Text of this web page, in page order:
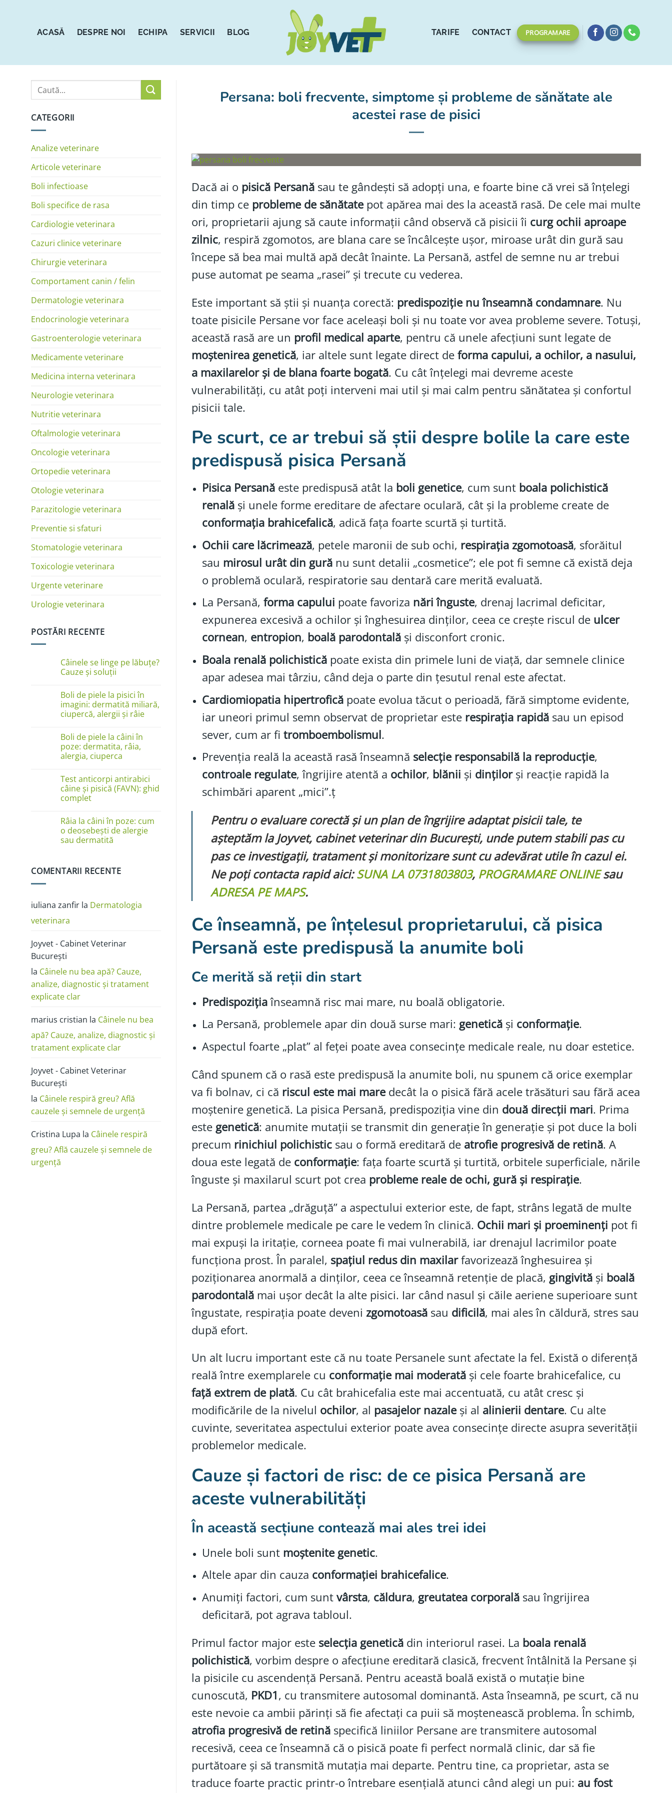
ACASĂ DESPRE NOI ECHIPA SERVICII BLOG TARIFE CONTACT PROGRAMARE
CATEGORII
Analize veterinare
Articole veterinare
Boli infectioase
Boli specifice de rasa
Cardiologie veterinara
Cazuri clinice veterinare
Chirurgie veterinara
Comportament canin / felin
Dermatologie veterinara
Endocrinologie veterinara
Gastroenterologie veterinara
Medicamente veterinare
Medicina interna veterinara
Neurologie veterinara
Nutritie veterinara
Oftalmologie veterinara
Oncologie veterinara
Ortopedie veterinara
Otologie veterinara
Parazitologie veterinara
Preventie si sfaturi
Stomatologie veterinara
Toxicologie veterinara
Urgente veterinare
Urologie veterinara
POSTĂRI RECENTE
Câinele se linge pe lăbuțe?
Cauze și soluții
comentariu
la
Câinele
se
linge
Cauze
și
soluții
Boli de piele la pisici în
imagini: dermatită miliară,
ciupercă, alergii și râie
comentariu
la
Boli
de
piele
în
imagini:
dermatită
miliară,
ciupercă,
și
râie
Boli de piele la câini în
poze: dermatita, râia,
alergia, ciuperca
la
Boli
de
piele
în
poze:
dermatita,
râia,
alergia,
Test anticorpi antirabici
câine și pisică (FAVN): ghid
complet
comentariu
la
Test
anticorpi
antirabici
(FAVN):
ghid
Râia la câini în poze: cum
o deosebești de alergie
sau dermatită
Râia
cum
o
de
dermatită
COMENTARII RECENTE
iuliana zanfir la Dermatologia
veterinara
Joyvet - Cabinet Veterinar
București
la Câinele nu bea apă? Cauze,
analize, diagnostic și tratament
explicate clar
marius cristian la Câinele nu bea
apă? Cauze, analize, diagnostic și
tratament explicate clar
Joyvet - Cabinet Veterinar
București
la Câinele respiră greu? Află
cauzele și semnele de urgență
Cristina Lupa la Câinele respiră
greu? Află cauzele și semnele de
urgență
Persana: boli frecvente, simptome și probleme de sănătate ale
acestei rase de pisici
Dacă ai o pisică Persană sau te gândești să adopți una, e foarte bine că vrei să înțelegi
din timp ce probleme de sănătatepot apărea mai des la această rasă. De cele mai multe
ori, proprietarii ajung să caute informații când observă că pisicii îi curg ochii aproape
zilnic, respiră zgomotos, are blana care se încâlcește ușor, miroase urât din gură sau
începe să bea mai multă apă decât înainte. La Persană, astfel de semne nu ar trebui
puse automat pe seama „rasei” și trecute cu vederea.
Este important să știi și nuanța corectă: predispoziție nu înseamnă condamnare. Nu
toate pisicile Persane vor face aceleași boli și nu toate vor avea probleme severe. Totuși,
această rasă are un profil medical aparte, pentru că unele afecțiuni sunt legate de
moștenirea genetică, iar altele sunt legate direct deforma capului, a ochilor, a nasului,
a maxilarelor și de blana foarte bogată. Cu cât înțelegi mai devreme aceste
vulnerabilități, cu atât poți interveni mai util și mai calm pentru sănătatea și confortul
pisicii tale.
Pe scurt, ce ar trebui să știi despre bolile la care este
predispusă pisica Persană
Pisica Persanăeste predispusă atât la boli genetice, cum sunt boala polichistică
renalăși unele forme ereditare de afectare oculară, cât și la probleme create de
conformația brahicefalică, adică fața foarte scurtă și turtită.
Ochii care lăcrimează, petele maronii de sub ochi, respirația zgomotoasă, sforăitul
sau mirosul urât din gurănu sunt detalii „cosmetice”; ele pot fi semne că există deja
o problemă oculară, respiratorie sau dentară care merită evaluată.
La Persană, forma capului poate favoriza nări înguste, drenaj lacrimal deficitar,
expunerea excesivă a ochilor și înghesuirea dinților, ceea ce crește riscul de ulcer
cornean, entropion, boală parodontalăși disconfort cronic.
Boala renală polichisticăpoate exista din primele luni de viață, dar semnele clinice
apar adesea mai târziu, când deja o parte din țesutul renal este afectat.
Cardiomiopatia hipertroficăpoate evolua tăcut o perioadă, fără simptome evidente,
iar uneori primul semn observat de proprietar este respirația rapidăsau un episod
sever, cum ar fi tromboembolismul.
Prevenția reală la această rasă înseamnă selecție responsabilă la reproducție,
controale regulate, îngrijire atentă a ochilor, blănii și dințilorși reacție rapidă la
schimbări aparent „mici”.ț
Pentru o evaluare corectă și un plan de îngrijire adaptat pisicii tale, te
așteptăm la Joyvet, cabinet veterinar din București, unde putem stabili pas cu
pas ce investigații, tratament și monitorizare sunt cu adevărat utile în cazul ei.
Ne poți contacta rapid aici:SUNA LA 0731803803, PROGRAMARE ONLINEsau
ADRESA PE MAPS.
Ce înseamnă, pe înțelesul proprietarului, că pisica
Persană este predispusă la anumite boli
Ce merită să reții din start
Predispozițiaînseamnă risc mai mare, nu boală obligatorie.
La Persană, problemele apar din două surse mari: geneticăși conformație.
Aspectul foarte „plat” al feței poate avea consecințe medicale reale, nu doar estetice.
Când spunem că o rasă este predispusă la anumite boli, nu spunem că orice exemplar
va fi bolnav, ci că riscul este mai maredecât la o pisică fără acele trăsături sau fără acea
moștenire genetică. La pisica Persană, predispoziția vine din două direcții mari. Prima
este genetică: anumite mutații se transmit din generație în generație și pot duce la boli
precum rinichiul polichistic sau o formă ereditară de atrofie progresivă de retină. A
doua este legată de conformație: fața foarte scurtă și turtită, orbitele superficiale, nările
înguste și maxilarul scurt pot crea probleme reale de ochi, gură și respirație.
La Persană, partea „drăguță” a aspectului exterior este, de fapt, strâns legată de multe
dintre problemele medicale pe care le vedem în clinică. Ochii mari și proeminenți pot fi
mai expuși la iritație, corneea poate fi mai vulnerabilă, iar drenajul lacrimilor poate
funcționa prost. În paralel, spațiul redus din maxilarfavorizează înghesuirea și
poziționarea anormală a dinților, ceea ce înseamnă retenție de placă, gingivită și boală
parodontală mai ușor decât la alte pisici. Iar când nasul și căile aeriene superioare sunt
îngustate, respirația poate deveni zgomotoasă sau dificilă, mai ales în căldură, stres sau
după efort.
Un alt lucru important este că nu toate Persanele sunt afectate la fel. Există o diferență
reală între exemplarele cu conformație mai moderată și cele foarte brahicefalice, cu
față extrem de plată. Cu cât brahicefalia este mai accentuată, cu atât cresc și
modificările de la nivelul ochilor, al pasajelor nazaleși al alinierii dentare. Cu alte
cuvinte, severitatea aspectului exterior poate avea consecințe directe asupra severității
problemelor medicale.
Cauze și factori de risc: de ce pisica Persană are
aceste vulnerabilități
În această secțiune contează mai ales trei idei
Unele boli sunt moștenite genetic.
Altele apar din cauza conformației brahicefalice.
Anumiți factori, cum suntvârsta, căldura, greutatea corporalăsau îngrijirea
deficitară, pot agrava tabloul.
Primul factor major este selecția genetică din interiorul rasei. La boala renală
polichistică, vorbim despre o afecțiune ereditară clasică, frecvent întâlnită la Persane și
la pisicile cu ascendență Persană. Pentru această boală există o mutație bine
cunoscută, PKD1, cu transmitere autosomal dominantă. Asta înseamnă, pe scurt, că nu
este nevoie ca ambii părinți să fie afectați ca puii să moștenească problema. În schimb,
atrofia progresivă de retină specifică liniilor Persane are transmitere autosomal
recesivă, ceea ce înseamnă că o pisică poate fi perfect normală clinic, dar să fie
purtătoare și să transmită mutația mai departe. Pentru tine, ca proprietar, asta se
traduce foarte practic printr-o întrebare esențială atunci când alegi un pui: au fost